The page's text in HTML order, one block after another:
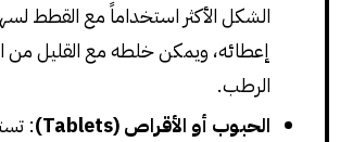
الشكل الأكثر استخداماً مع القطط
إعطائه، ويمكن خلطه مع القليل من
الرطب.
الحبوب أو الأقراص (Tablets)
: